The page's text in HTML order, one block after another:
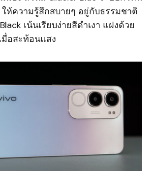
ห้ความรู้สึกสบายๆ อยู่กับธรรมชาติ
เน้นเรียบง่ายสีดำเงา แฝงด้วย
มื่อสะท้อนแสง